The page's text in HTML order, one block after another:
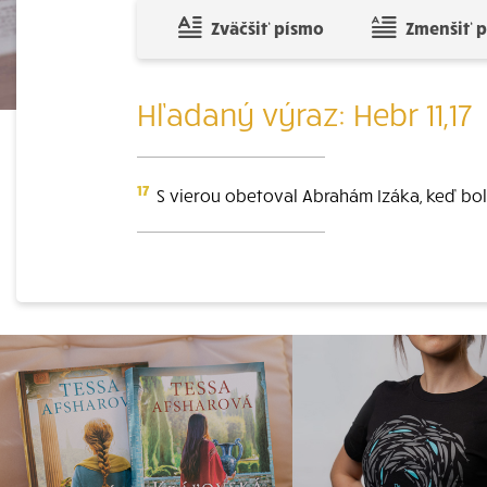
Zväčšiť písmo Zmenšiť
Hľadaný výraz: Hebr 11,17
17 S vierou obetoval Abrahám Izáka, keď